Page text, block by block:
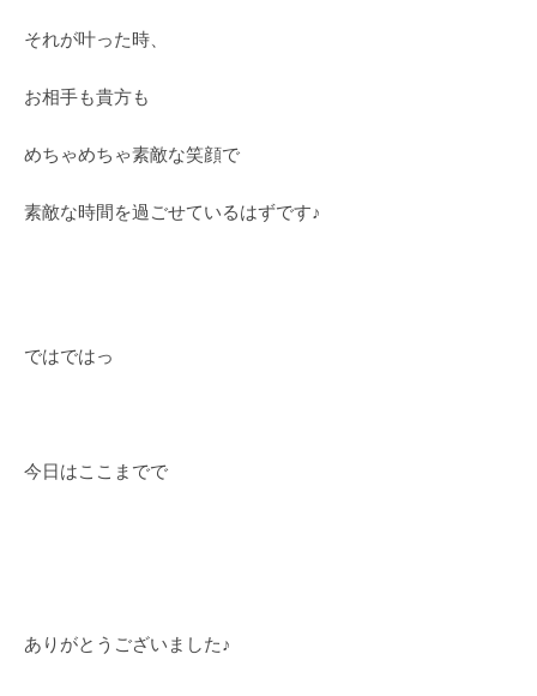
それが叶った時、
お相手も貴方も
めちゃめちゃ素敵な笑顔で
素敵な時間を過ごせているはずです♪
ではではっ
今日はここまでで
ありがとうございました♪